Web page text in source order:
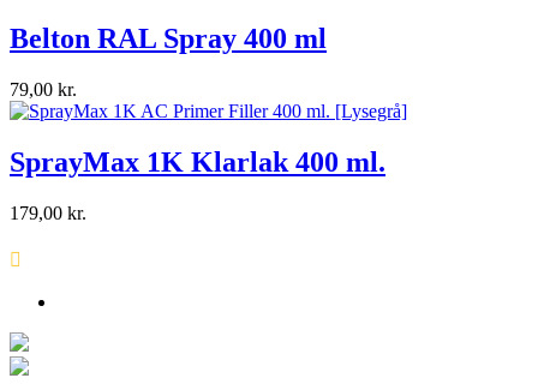
Belton RAL Spray 400 ml
79,00 kr.
SprayMax 1K Klarlak 400 ml.
179,00 kr.
